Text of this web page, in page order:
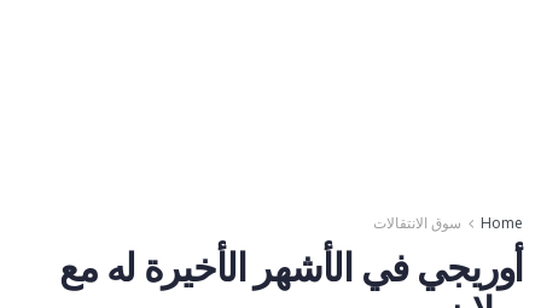
Home سوق الانتقالات
أوريجي في الأشهر الأخيرة له مع